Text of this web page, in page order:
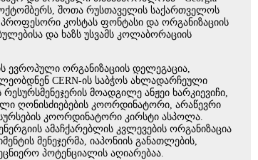
ოქტომბერს, შოთა რუსთაველის საქართველოს
კოსტას ფონტასი და ორგანიზაციის
და ხაზს უსვამს კოლაბორაციის
ევროპული ორგანიზაციის დელეგაცია,
CERN-ის საბჭოს ახლადარჩეული
მოადგილე ანჟეი ხარკიევიჩი,
ღონისძიებების კოორდინატორი, არაწევრი
კოორდინატორი კირსტი ასპოლა.
ამაჩქარებლის კვლევების ორგანიზაცია
მენეჯერმა, იაპონიის განათლების,
პოტენციალის აღიარებაა.